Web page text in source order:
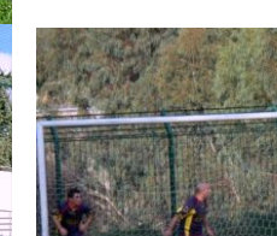
derby
Akron
Savoca
e
si
dividono
la
posta
in
palio